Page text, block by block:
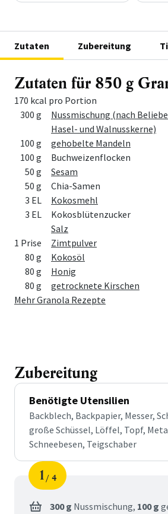
Zutaten Zubereitung
Zutaten für 850 g
170 kcal pro Portion
Menge Zutat
300 g
Nussmischung (nach
Hasel- und Walnusskerne)
100 g
gehobelte Mandeln
100 g
Buchweizenflocken
50 g
Sesam
50 g
Chia-Samen
3 EL
Kokosmehl
3 EL
Kokosblütenzucker
Salz
1 Prise
Zimtpulver
80 g
Kokosöl
80 g
Honig
80 g
getrocknete Kirschen
Mehr Granola Rezepte
Zubereitung
Benötigte Utensilien
Backblech, Backpapier, Messer,
große Schüssel, Löffel, Topf,
Schneebesen, Teigschaber
Schritt
1
von
4
300 g Nussmischung, 100 g